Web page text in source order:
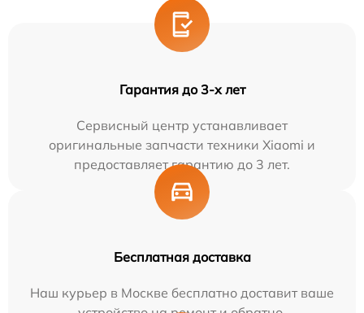
Гарантия до 3-х лет
Сервисный центр устанавливает
оригинальные запчасти техники Xiaomi и
предоставляет гарантию до 3 лет.
Бесплатная доставка
Наш курьер в Москве бесплатно доставит ваше